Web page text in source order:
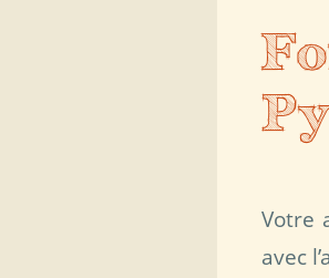
Votre
avec